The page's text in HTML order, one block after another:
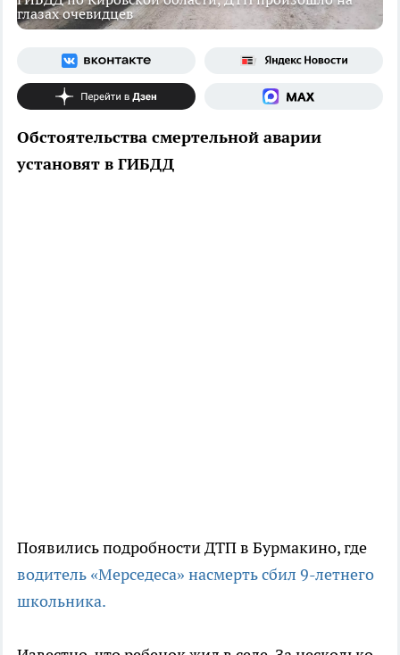
глазах очевидцев
Обстоятельства смертельной аварии
установят в ГИБДД
Появились подробности ДТП в Бурмакино, где
водитель «Мерседеса» насмерть сбил 9-летнего
школьника.